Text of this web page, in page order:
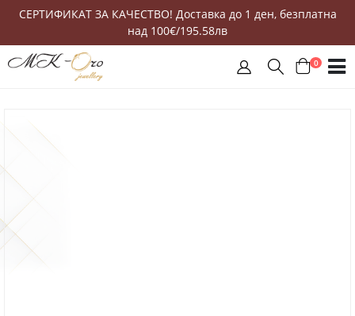
СЕРТИФИКАТ ЗА КАЧЕСТВО! Доставка до 1 ден, безплатна
над 100€/195.58лв
0